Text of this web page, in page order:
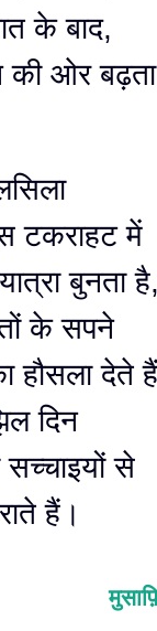
के बाद,
की ओर
टकराहट में
बुनता
के सपने
हौसला देते
दिन
सच्चाइयों से
हैं।